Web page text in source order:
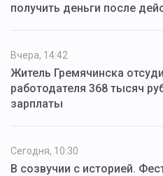
получить деньги после
Вчера, 14:42
Житель Гремячинска
работодателя 368 тысяч
зарплаты
Сегодня, 10:30
В созвучии с историей.